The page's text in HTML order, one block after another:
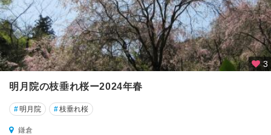
3
明月院の枝垂れ桜ー2024年春
#明月院 #枝垂れ桜
鎌倉